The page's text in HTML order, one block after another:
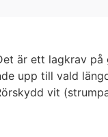
är ett lagkrav
upp till vald
vit